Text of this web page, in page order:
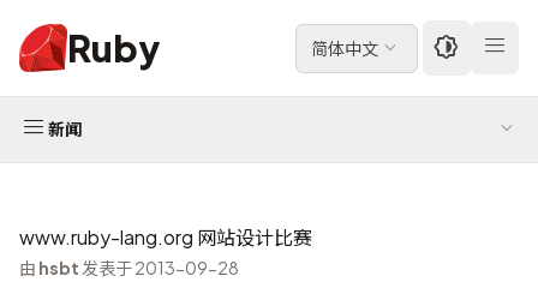
Ruby 简体中文
新闻
www.ruby-lang.org 网站设计比赛
由 hsbt 发表于 2013-09-28